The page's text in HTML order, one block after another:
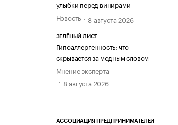
улыбки перед винирами
Новость
8 августа 2026
ЗЕЛЁНЫЙ ЛИСТ
Гипоаллергенность: что
скрывается за модным словом
Мнение эксперта
8 августа 2026
АССОЦИАЦИЯ ПРЕДПРИНИМАТЕЛЕЙ